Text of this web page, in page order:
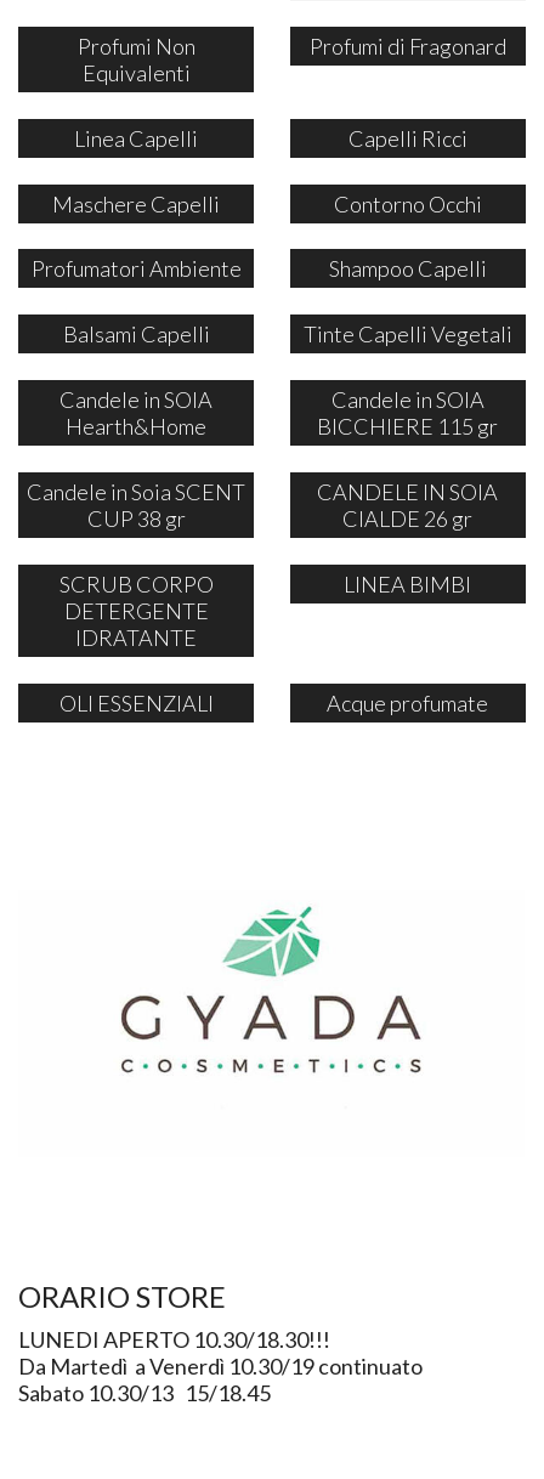
Profumi Non
Equivalenti
Profumi di Fragonard
Linea Capelli Capelli Ricci
Maschere Capelli Contorno Occhi
Profumatori Ambiente Shampoo Capelli
Balsami Capelli Tinte Capelli Vegetali
Candele in SOIA
Hearth&Home
Candele in SOIA
BICCHIERE 115 gr
Candele in Soia SCENT
CUP 38 gr
CANDELE IN SOIA
CIALDE 26 gr
SCRUB CORPO
DETERGENTE
IDRATANTE
LINEA BIMBI
OLI ESSENZIALI Acque profumate
ORARIO STORE
LUNEDI APERTO 10.30/18.30!!!
Da Martedì a Venerdì 10.30/19 continuato
Sabato 10.30/13 15/18.45